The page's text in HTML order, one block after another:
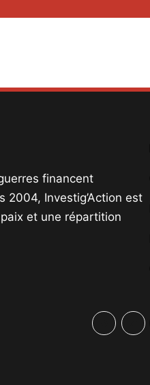
financent
2004, Investig’Action est
et une répartition